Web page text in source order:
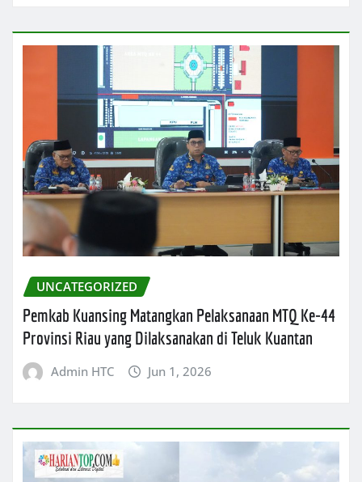
UNCATEGORIZED
Pemkab Kuansing Matangkan Pelaksanaan MTQ Ke-44
Provinsi Riau yang Dilaksanakan di Teluk Kuantan
Admin HTC Jun 1, 2026